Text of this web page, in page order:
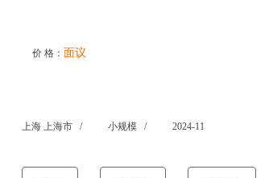
价 格： 面议
上海 上海市 / 小规模 / 2024-11